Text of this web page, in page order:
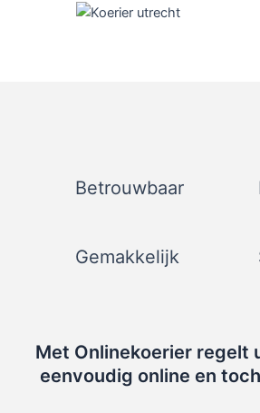
Betrouwbaar
Gemakkelijk
Met Onlinekoerier regelt
eenvoudig online en